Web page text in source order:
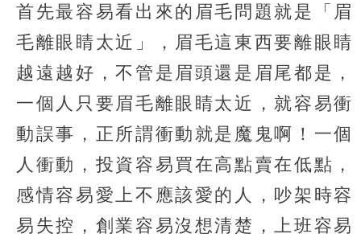
首先最容易看出來的眉毛問題就是「眉
毛離眼睛太近」，眉毛這東西要離眼睛
越遠越好，不管是眉頭還是眉尾都是，
一個人只要眉毛離眼睛太近，就容易衝
動誤事，正所謂衝動就是魔鬼啊！一個
人衝動，投資容易買在高點賣在低點，
感情容易愛上不應該愛的人，吵架時容
易失控，創業容易沒想清楚，上班容易